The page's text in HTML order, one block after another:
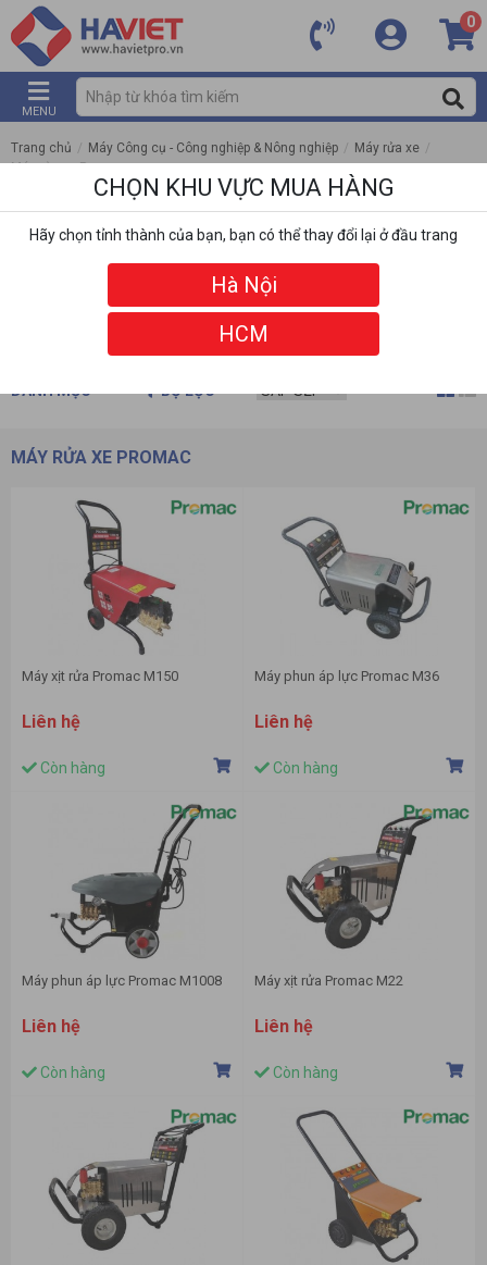
0
MENU
Trang chủ / Máy Công cụ - Công nghiệp & Nông nghiệp / Máy rửa xe /
Máy rửa xe Promac
DANH MỤC BỘ LỌC
MÁY RỬA XE PROMAC
Máy xịt rửa Promac M150
Liên hệ
Còn hàng
Máy phun áp lực Promac M36
Liên hệ
Còn hàng
Máy phun áp lực Promac M1008
Liên hệ
Còn hàng
Máy xịt rửa Promac M22
Liên hệ
Còn hàng
CHỌN KHU VỰC MUA HÀNG
Hãy chọn tỉnh thành của bạn, bạn có thể thay đổi lại ở đầu trang
Hà Nội
HCM